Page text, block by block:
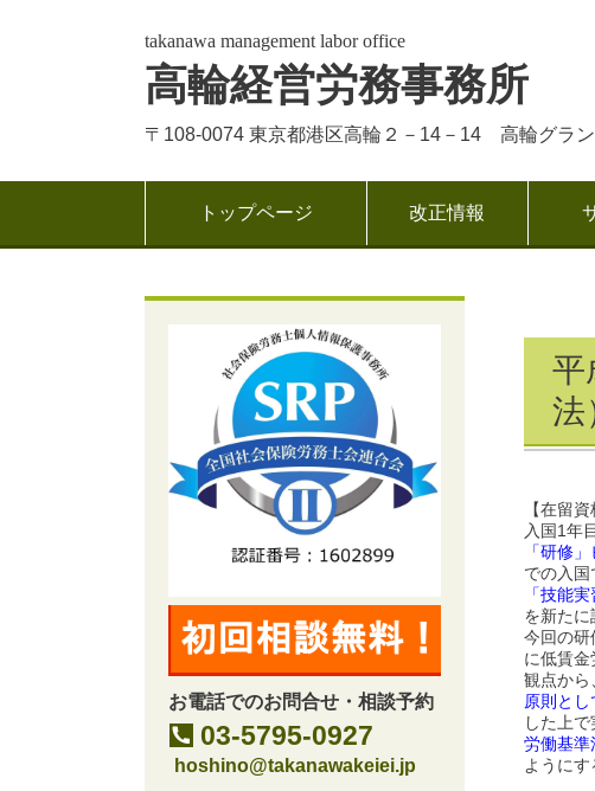
takanawa management labor office
高輪経営労務事務所
〒108-0074 東京都港区高輪２－14－14 高輪グラ
トップページ 改正情報
平
法
【在留
入国1年
「研修
での入
「技能実
を新たに
今回の研
に低賃
観点から
原則と
した上
労働基準
ようにす
お電話でのお問合せ・相談予約
03-5795-0927
hoshino@takanawakeiei.jp